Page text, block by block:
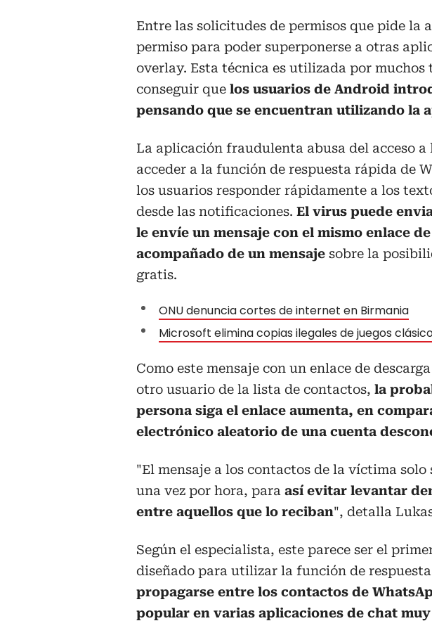
Entre las solicitudes de permisos que pide la
permiso para poder superponerse a otras
overlay. Esta técnica es utilizada por muchos
conseguir que los usuarios de Android
pensando que se encuentran utilizando la
La aplicación fraudulenta abusa del acceso
acceder a la función de respuesta rápida de
los usuarios responder rápidamente a los
desde las notificaciones. El virus puede
le envíe un mensaje con el mismo enlace
acompañado de un mensaje sobre la
gratis.
ONU denuncia cortes de internet en Birmania
Microsoft elimina copias ilegales de juegos
Como este mensaje con un enlace de
otro usuario de la lista de contactos, la
persona siga el enlace aumenta, en
electrónico aleatorio de una cuenta
"El mensaje a los contactos de la víctima solo
una vez por hora, para así evitar levantar
entre aquellos que lo reciban", detalla
Según el especialista, este parece ser el
diseñado para utilizar la función de
propagarse entre los contactos de
popular en varias aplicaciones de chat